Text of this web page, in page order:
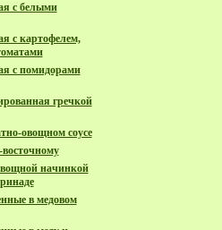
с белыми
с картофелем,
с помидорами
гречкой
овощном соусе
начинкой
в медовом